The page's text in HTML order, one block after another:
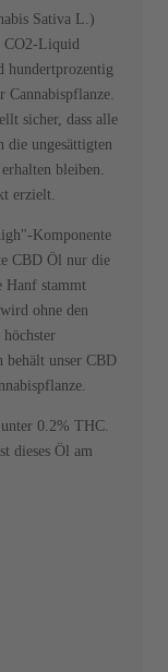
Sativa L.)
CO2-Liquid
hundertprozentig
sicher, dass alle
die ungesättigten
bleiben.
erzielt.
Komponente
CBD Öl nur die
Hanf stammt
ohne den
behält unser CBD
0.2% THC.
dieses Öl am